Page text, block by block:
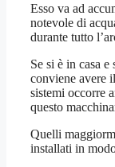
Esso va ad
notevole di
durante tutto
Se si è in casa e
conviene avere
sistemi occorre
questo
Quelli
installati in